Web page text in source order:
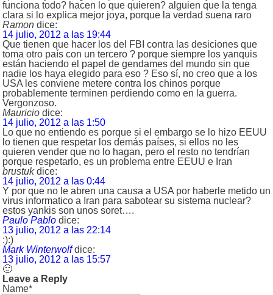
funciona todo? hacen lo que quieren? alguien que la tenga
clara si lo explica mejor joya, porque la verdad suena raro
Ramon dice:
14 julio, 2012 a las 19:44
Que tienen que hacer los del FBI contra las desiciones que
toma otro país con un tercero ? porque siempre los yanquis
están haciendo el papel de gendames del mundo sin que
nadie los haya elegido para eso ? Eso sí, no creo que a los
USA les conviene metere contra los chinos porque
probablemente terminen perdiendo como en la guerra.
Vergonzoso.
Mauricio dice:
14 julio, 2012 a las 1:50
Lo que no entiendo es porque si el embargo se lo hizo EEUU
lo tienen que respetar los demás países, si ellos no les
quieren vender que no lo hagan, pero el resto no tendrían
porque respetarlo, es un problema entre EEUU e Iran
brustuk dice:
14 julio, 2012 a las 0:44
Y por que no le abren una causa a USA por haberle metido un
virus informatico a Iran para sabotear su sistema nuclear?
estos yankis son unos soret….
Paulo Pablo dice:
13 julio, 2012 a las 22:14
:):)
Mark Winterwolf dice:
13 julio, 2012 a las 15:57
🙂
Leave a Reply
Name*